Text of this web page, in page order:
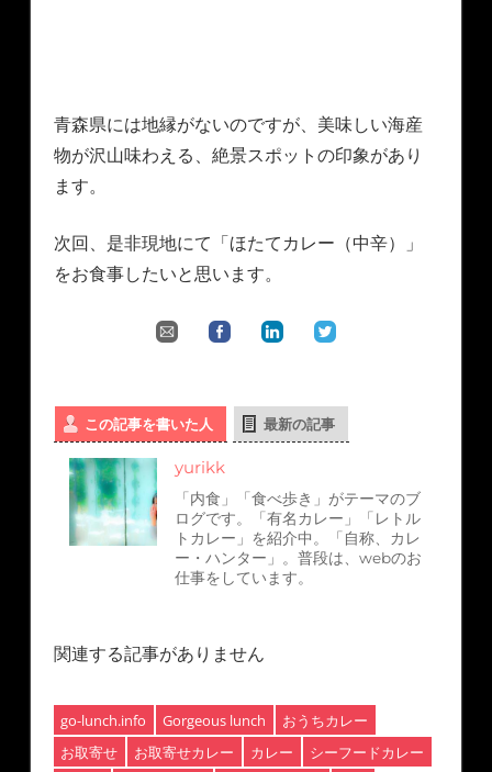
青森県には地縁がないのですが、美味しい海産
物が沢山味わえる、絶景スポットの印象があり
ます。
次回、是非現地にて「ほたてカレー（中辛）」
をお食事したいと思います。
この記事を書いた人 最新の記事
yurikk
「内食」「食べ歩き」がテーマのブ
ログです。「有名カレー」「レトル
トカレー」を紹介中。「自称、カレ
ー・ハンター」。普段は、webのお
仕事をしています。
関連する記事がありません
go-lunch.info Gorgeous lunch
おうちカレー
お取寄せ
お取寄せカレー カレー
シーフードカレー